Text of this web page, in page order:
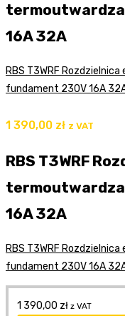
16A 32A
RBS T3WRF
fundament 230V 16A
1 390,00 zł z VAT
RBS T3WRF
16A 32A
RBS T3WRF
fundament 230V 16A
1 390,00 zł z VAT